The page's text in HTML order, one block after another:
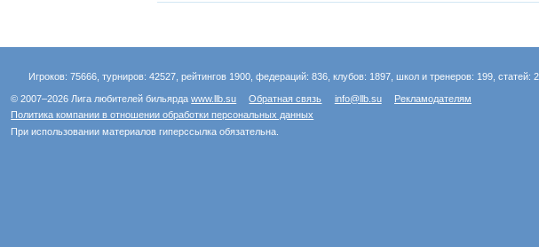
Игроков: 75666, турниров: 42527, рейтингов 1900, федераций: 836, клубов: 1897, школ и тренеров: 199, статей:
© 2007–2026 Лига любителей бильярдаwww.llb.su Обратная связь info@llb.su
Рекламодателям
Политика компании в отношении обработки персональных данных
При использовании материалов гиперссылка обязательна.